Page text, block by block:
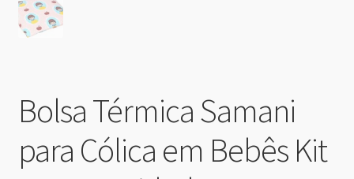
Bolsa Térmica Samani
para Cólica em Bebês Kit